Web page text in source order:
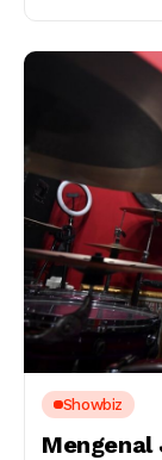
Showbiz
Mengenal